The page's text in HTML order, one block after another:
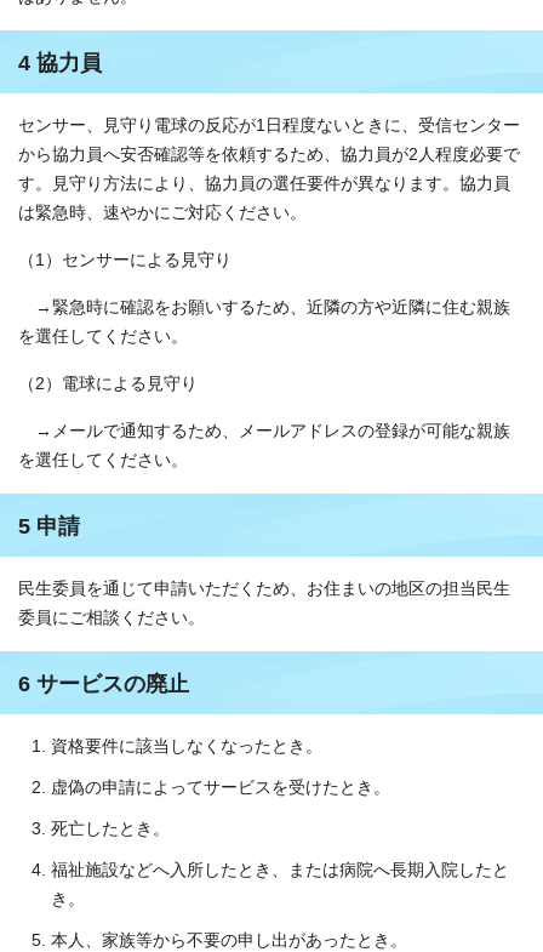
4 協力員
センサー、見守り電球の反応が1日程度ないときに、受信センター
から協力員へ安否確認等を依頼するため、協力員が2人程度必要で
す。見守り方法により、協力員の選任要件が異なります。協力員
は緊急時、速やかにご対応ください。
（1）センサーによる見守り
→緊急時に確認をお願いするため、近隣の方や近隣に住む親族
を選任してください。
（2）電球による見守り
→メールで通知するため、メールアドレスの登録が可能な親族
を選任してください。
5 申請
民生委員を通じて申請いただくため、お住まいの地区の担当民生
委員にご相談ください。
6 サービスの廃止
資格要件に該当しなくなったとき。
虚偽の申請によってサービスを受けたとき。
死亡したとき。
福祉施設などへ入所したとき、または病院へ長期入院したと
き。
本人、家族等から不要の申し出があったとき。